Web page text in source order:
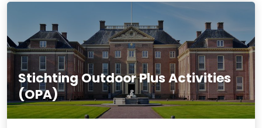
Stichting Outdoor Plus Activities
(OPA)